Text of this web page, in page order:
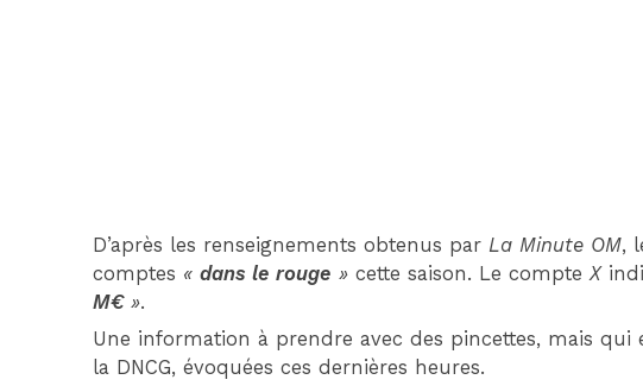
D’après les renseignements obtenus par La Minute OM,
comptes «dans le rouge » cette saison. Le compteX
M€».
Une information à prendre avec des pincettes, mais qui
la DNCG, évoquées ces dernières heures.